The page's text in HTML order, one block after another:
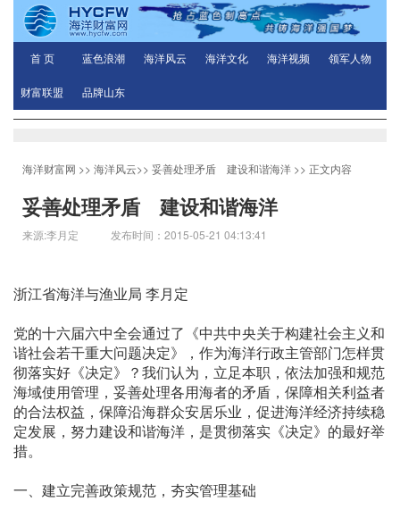
首 页 蓝色浪潮 海洋风云 海洋文化 海洋视频 领军人物
财富联盟 品牌山东
海洋财富网 >> 海洋风云>> 妥善处理矛盾 建设和谐海洋 >> 正文内容
妥善处理矛盾 建设和谐海洋
来源:李月定 发布时间：2015-05-21 04:13:41
浙江省海洋与渔业局 李月定
党的十六届六中全会通过了《中共中央关于构建社会主义和
谐社会若干重大问题决定》，作为海洋行政主管部门怎样贯
彻落实好《决定》？我们认为，立足本职，依法加强和规范
海域使用管理，妥善处理各用海者的矛盾，保障相关利益者
的合法权益，保障沿海群众安居乐业，促进海洋经济持续稳
定发展，努力建设和谐海洋，是贯彻落实《决定》的最好举
措。
一、建立完善政策规范，夯实管理基础